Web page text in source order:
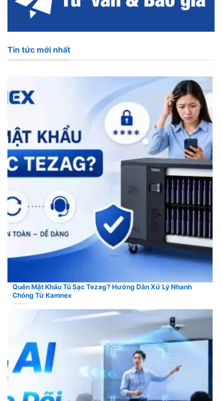
Tin tức mới nhất
Quên Mật Khẩu Tủ Sạc Tezag? Hướng Dẫn Xử Lý Nhanh
Chóng Từ Kamnex